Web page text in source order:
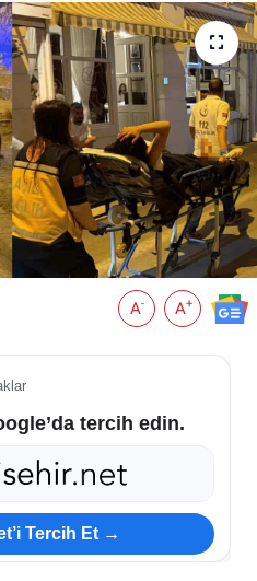
A- A+
tercih edin.
Tercih Et →
ECZANELER